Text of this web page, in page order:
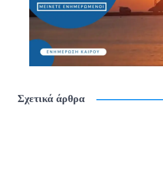
Σχετικά άρθρα